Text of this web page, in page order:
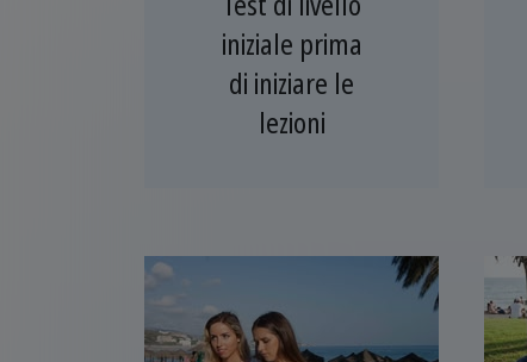
iniziale prima
di iniziare le
lezioni